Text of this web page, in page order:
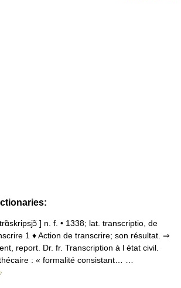
] n. f. • 1338; lat. transcriptio, de
1 ♦ Action de transcrire; son résultat. ⇒
report. Dr. fr. Transcription à l état civil.
: « formalité consistant… …